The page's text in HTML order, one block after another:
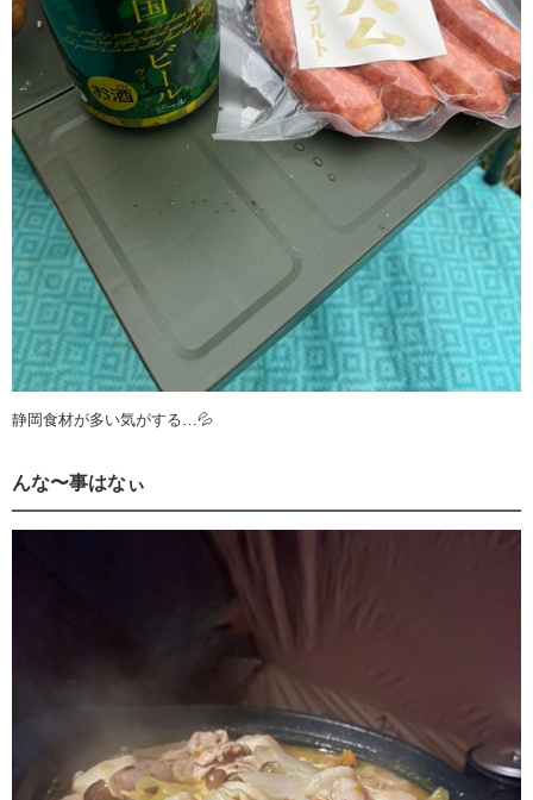
静岡食材が多い気がする…💦
んな〜事はなぃ